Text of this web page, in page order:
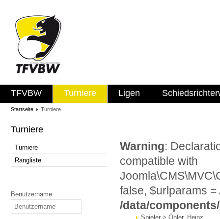
TFVBW Turniere Ligen
Startseite Turniere
Turniere
Turniere
Rangliste
Benutzername
Warning:
compatible with
false, $urlparams =
/data/
Spieler > Öhler, Heinz